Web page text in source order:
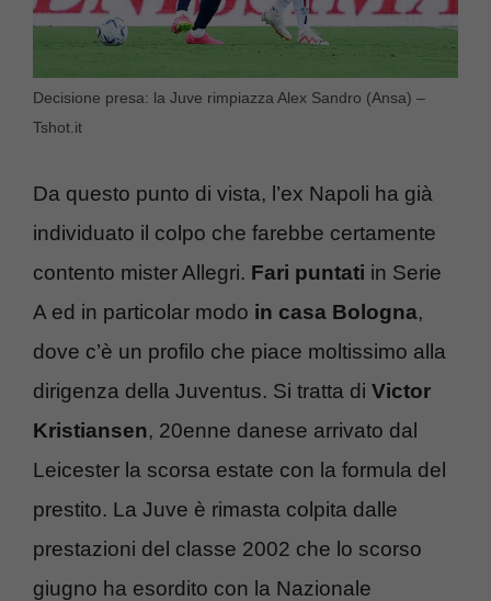
Decisione presa: la Juve rimpiazza Alex Sandro (Ansa) –
Tshot.it
Da questo punto di vista, l’ex Napoli ha già
individuato il colpo che farebbe certamente
contento mister Allegri. Fari puntati in Serie
A ed in particolar modo in casa Bologna,
dove c’è un profilo che piace moltissimo alla
dirigenza della Juventus. Si tratta di Victor
Kristiansen, 20enne danese arrivato dal
Leicester la scorsa estate con la formula del
prestito. La Juve è rimasta colpita dalle
prestazioni del classe 2002 che lo scorso
giugno ha esordito con la Nazionale